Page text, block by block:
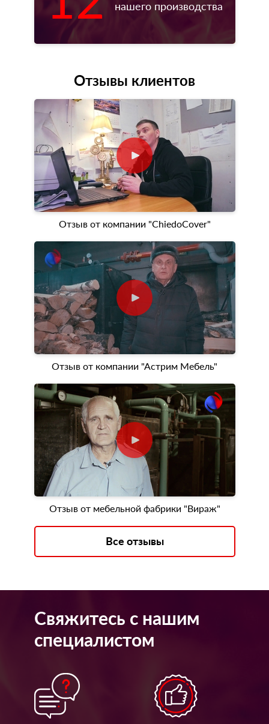
нашего производства
Отзывы клиентов
Отзыв от компании "ChiedoCover"
Отзыв от компании "Астрим Мебель"
Отзыв от мебельной фабрики "Вираж"
Все отзывы
Свяжитесь с нашим
специалистом